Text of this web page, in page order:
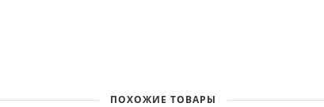
ПОХОЖИЕ ТОВАРЫ